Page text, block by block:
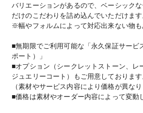
バリエーションがあるので、ベーシック
だけのこだわりを詰め込んでいただけます
※幅やフォルムによって対応出来ない物も
■無期限でご利用可能な「永久保証サービ
ポート）」
■オプション（シークレットストーン、レ
ジュエリーコート）もご用意しております
（素材やサービス内容により価格が異なり
■価格は素材やオーダー内容によって変動